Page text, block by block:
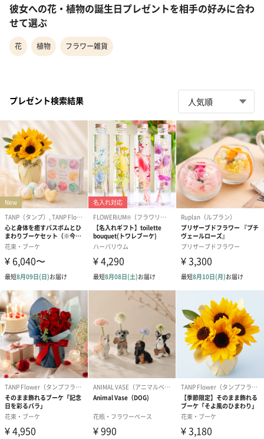
彼女への花・植物の誕生日プレゼントを相手の好みに合わ
せて選ぶ
花 植物 フラワー雑貨
プレゼント検索結果